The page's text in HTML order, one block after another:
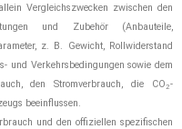
Vergleichszwecken zwischen den
und Zubehör (Anbauteile,
z. B. Gewicht, Rollwiderstand
und Verkehrsbedingungen sowie dem
den Stromverbrauch, die CO2-
beeinflussen.
und den offiziellen spezifischen